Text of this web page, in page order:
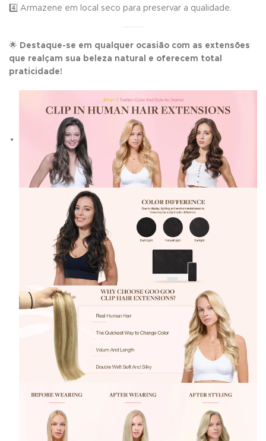
4️⃣ Armazene em local seco para preservar a qualidade.
🌟 Destaque-se em qualquer ocasião com as extensões
que realçam sua beleza natural e oferecem total
praticidade!